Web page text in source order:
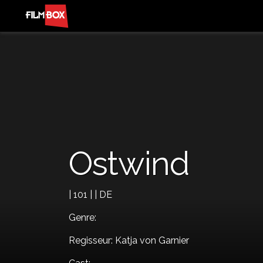
Ostwind
| 101 | | DE
Genre:
Regisseur: Katja von Garnier